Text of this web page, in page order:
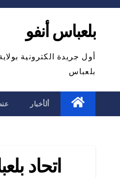
Skip
contentبلعباس أنفو
أول جريدة الكترونية
بلعباس
ألأخبار
اتحاد